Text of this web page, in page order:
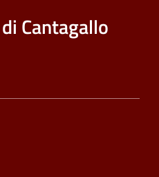
Cantagallo